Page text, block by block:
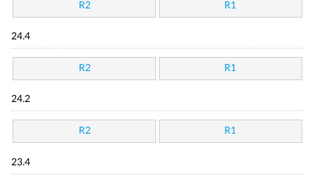
R2 R1
24.4
R2 R1
24.2
R2 R1
23.4